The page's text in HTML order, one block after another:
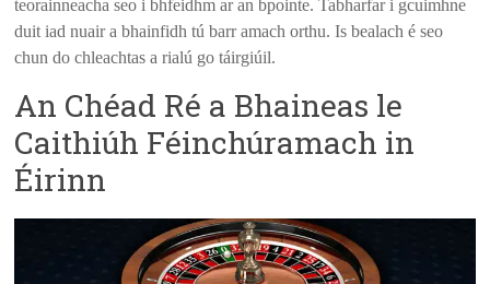
teorainneacha seo i bhfeidhm ar an bpointe. Tabharfar i gcuimhne
duit iad nuair a bhainfidh tú barr amach orthu. Is bealach é seo
chun do chleachtas a rialú go táirgiúil.
An Chéad Ré a Bhaineas le
Caithiúh Féinchúramach in
Éirinn